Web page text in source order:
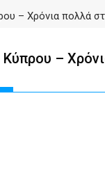
– Χρόνια πολλά
Κύπρου –